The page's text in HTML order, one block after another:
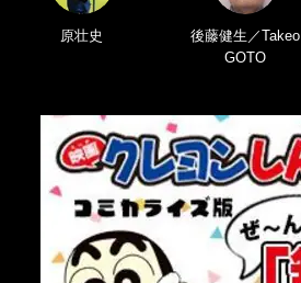
原壮史
後藤健生／Takeo
GOTO